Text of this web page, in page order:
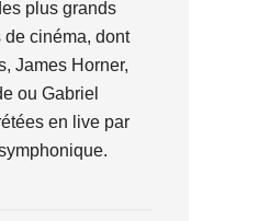
plus grands
de cinéma, dont
James Horner,
ou Gabriel
en live par